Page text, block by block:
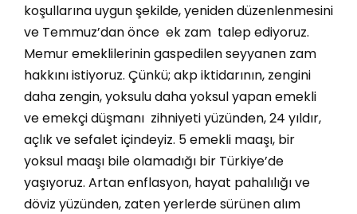
koşullarına uygun şekilde, yeniden düzenlenmesini
ve Temmuz’dan önce ek zam talep ediyoruz.
Memur emeklilerinin gaspedilen seyyanen zam
hakkını istiyoruz. Çünkü; akp iktidarının, zengini
daha zengin, yoksulu daha yoksul yapan emekli
ve emekçi düşmanı zihniyeti yüzünden, 24 yıldır,
açlık ve sefalet içindeyiz. 5 emekli maaşı, bir
yoksul maaşı bile olamadığı bir Türkiye’de
yaşıyoruz. Artan enflasyon, hayat pahalılığı ve
döviz yüzünden, zaten yerlerde sürünen alım